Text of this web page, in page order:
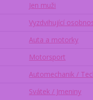
Jen muži
Vyzdvihující
Auta a motorky
Motorsport
Automechanik /
Svátek / Jmeniny